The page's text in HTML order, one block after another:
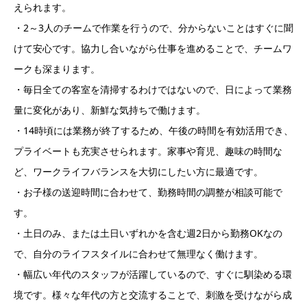
えられます。
・2～3人のチームで作業を行うので、分からないことはすぐに聞
けて安心です。協力し合いながら仕事を進めることで、チームワ
ークも深まります。
・毎日全ての客室を清掃するわけではないので、日によって業務
量に変化があり、新鮮な気持ちで働けます。
・14時頃には業務が終了するため、午後の時間を有効活用でき、
プライベートも充実させられます。家事や育児、趣味の時間な
ど、ワークライフバランスを大切にしたい方に最適です。
・お子様の送迎時間に合わせて、勤務時間の調整が相談可能で
す。
・土日のみ、または土日いずれかを含む週2日から勤務OKなの
で、自分のライフスタイルに合わせて無理なく働けます。
・幅広い年代のスタッフが活躍しているので、すぐに馴染める環
境です。様々な年代の方と交流することで、刺激を受けながら成